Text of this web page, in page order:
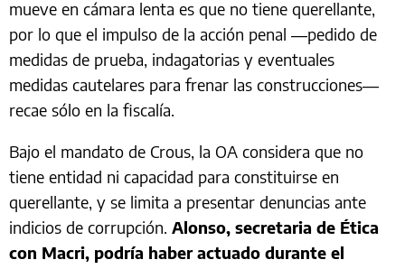
mueve en cámara lenta es que no tiene querellante,
por lo que el impulso de la acción penal —pedido de
medidas de prueba, indagatorias y eventuales
medidas cautelares para frenar las construcciones—
recae sólo en la fiscalía.
Bajo el mandato de Crous, la OA considera que no
tiene entidad ni capacidad para constituirse en
querellante, y se limita a presentar denuncias ante
indicios de corrupción. Alonso, secretaria de Ética
con Macri, podría haber actuado durante el